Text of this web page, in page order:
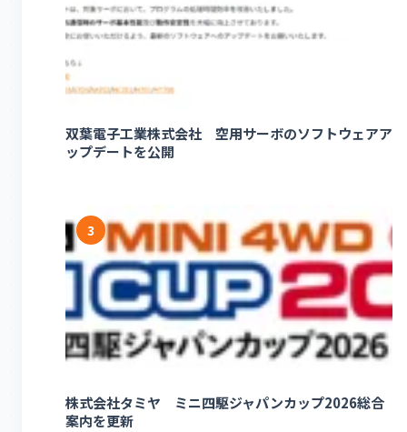
双葉電子工業株式会社 空用サーボのソフトウェアア
ップデートを公開
3
株式会社タミヤ ミニ四駆ジャパンカップ2026総合
案内を更新